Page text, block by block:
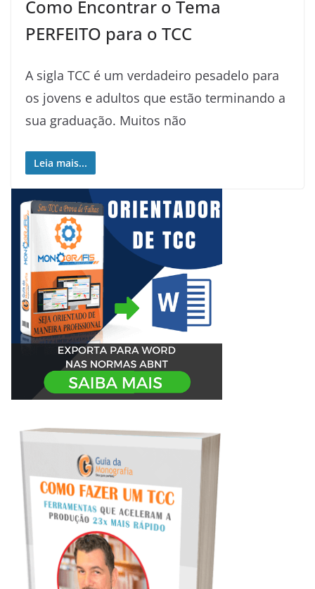
Como Encontrar o Tema
PERFEITO para o TCC
A sigla TCC é um verdadeiro pesadelo para
os jovens e adultos que estão terminando a
sua graduação. Muitos não
Leia mais...